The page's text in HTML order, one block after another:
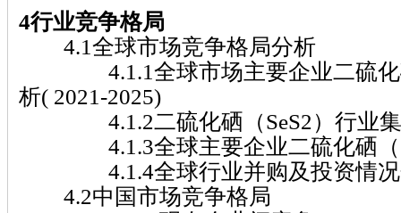
4行业竞争格局
4.1全球市场竞争格局分析
4.1.1全球市场主要企业二硫化硒
析( 2021-2025)
4.1.2二硫化硒（SeS2）行业集
4.1.3全球主要企业二硫化硒（
4.1.4全球行业并购及投资情况
4.2中国市场竞争格局